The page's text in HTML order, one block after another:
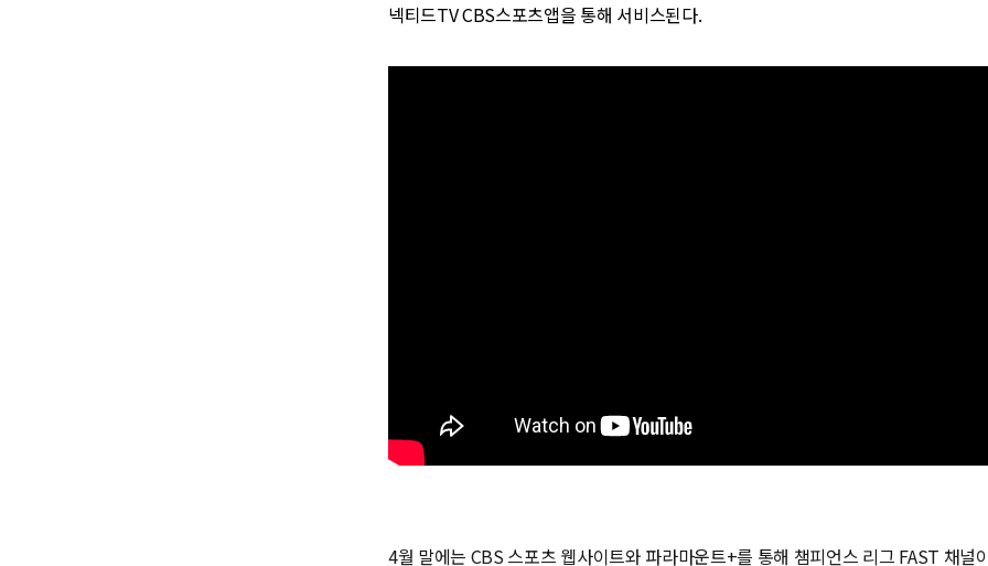
넥티드TV CBS스포츠앱을 통해 서비스된다.
4월 말에는 CBS 스포츠 웹사이트와 파라마운트+를 통해 챔피언스 리그 FAST 채널